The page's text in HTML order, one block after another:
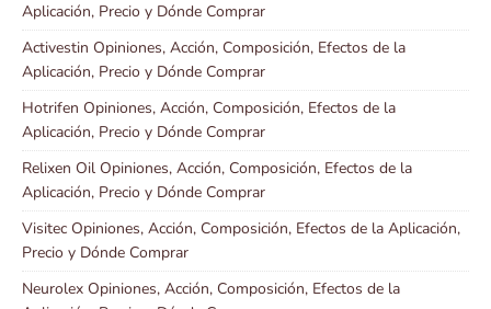
Aplicación, Precio y Dónde Comprar
Activestin Opiniones, Acción, Composición, Efectos de la
Aplicación, Precio y Dónde Comprar
Hotrifen Opiniones, Acción, Composición, Efectos de la
Aplicación, Precio y Dónde Comprar
Relixen Oil Opiniones, Acción, Composición, Efectos de la
Aplicación, Precio y Dónde Comprar
Visitec Opiniones, Acción, Composición, Efectos de la Aplicación,
Precio y Dónde Comprar
Neurolex Opiniones, Acción, Composición, Efectos de la